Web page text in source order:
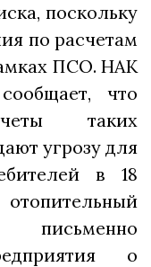
поскольку
по расчетам
ПСО. НАК
что
таких
угрозу для
в 18
письменно
о